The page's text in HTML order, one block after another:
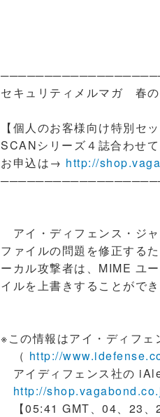
セキュリティメルマガ 春
【個人のお客様向け特別セ
SCANシリーズ４誌合わ
お申込は→ http://
アイ・ディフェンス・ジ
ファイルの問題を修正する
ーカル攻撃者は、MIME ユ
イルを上書きすることができ
※この情報はアイ・ディフェ
（ http://
アイディフェンス社の
http://
【05:41 GMT、04、23、